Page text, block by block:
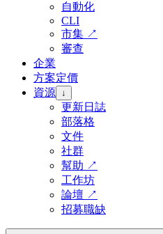
自動化
CLI
市集 ↗
審查
企業
方案定價
資源 ↓
更新日誌
部落格
文件
社群
幫助 ↗
工作坊
論壇 ↗
招募職缺